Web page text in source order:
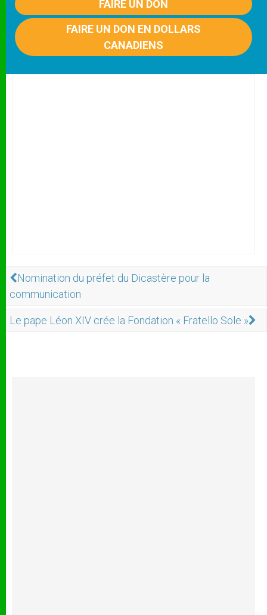
FAIRE UN DON
FAIRE UN DON EN DOLLARS
CANADIENS
Nomination du préfet du Dicastère pour la
communication
Le pape Léon XIV crée la Fondation « Fratello Sole »